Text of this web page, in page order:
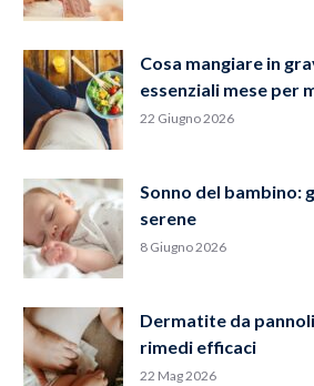
Cosa mangiare in
essenziali mese per
22 Giugno 2026
Sonno del bambino:
serene
8 Giugno 2026
Dermatite da
rimedi efficaci
22 Mag 2026